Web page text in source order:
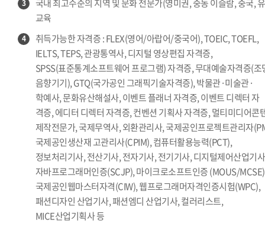
3
국내 최고수준의 지역 및 문화 전문가(영미권, 중동 이슬람, 중국,
교육
4
취득가능한 자격증 : FLEX(영어/아랍어/중국어), TOEIC, TOEFL,
IELTS, TEPS, 관광통역사, 디지털 영상편집 자격증,
SPSS(표준통계소프트웨어 프로그램) 자격증, 무대예술자격증(조
음향기기), GTQ(국가공인 그래픽기술자격증), 박물관·미술관·
학예사, 문화유산해설사, 이벤트 플래너 자격증, 이벤트 디렉터 자
격증, 에디터 디렉터 자격증, 컨벤션 기획사 자격증, 멀티미디어콘
제작전문가, 국제무역사, 외환관리사, 국제공인프로젝트관리자
국제공인생산재 고관리사(CPIM), 컴퓨터활용능력(PCT),
정보처리기사, 전산기사, 전자기사, 전기기사, 디지털제어산업기
자바프로그래머인증(SCJP), 마이크로소프트인증 (MOUS/
국제공인웹마스터자격(CIW), 웹프로그래머자격인증시험(WPC),
패션디자인 산업기사, 패션엠디 산업기사, 컬러리스트,
MICE산업기획사 등